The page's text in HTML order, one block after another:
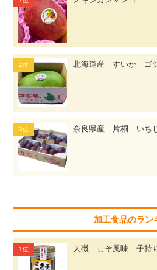
北海道産 すいか ゴ
奈良県産 片桐 いち
加工食品のラン
大磯 しそ風味 子持ち